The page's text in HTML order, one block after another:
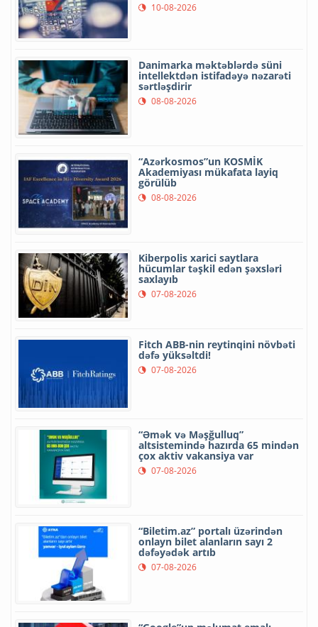
10-08-2026
Danimarka məktəblərdə süni
intellektdən istifadəyə nəzarəti
sərtləşdirir
08-08-2026
“Azərkosmos”un KOSMİK
Akademiyası mükafata layiq
görülüb
08-08-2026
Kiberpolis xarici saytlara
hücumlar təşkil edən şəxsləri
saxlayıb
07-08-2026
Fitch ABB-nin reytinqini növbəti
dəfə yüksəltdi!
07-08-2026
“Əmək və Məşğulluq”
altsistemində hazırda 65 mindən
çox aktiv vakansiya var
07-08-2026
“Biletim.az” portalı üzərindən
onlayn bilet alanların sayı 2
dəfəyədək artıb
07-08-2026